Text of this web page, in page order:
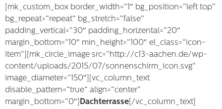
[mk_custom_box border_width=“1″ bg_position=“left top“
bg_repeat=“repeat“ bg_stretch=“false“
padding_vertical=“30″ padding_horizental=“20″
margin_bottom=“10″ min_height=“100″ el_class=“icon-
item“][mk_circle_image src=“http://c13-aachen.de/wp-
content/uploads/2015/07/sonnenschirm_icon.svg“
image_diameter=“150″][vc_column_text
disable_pattern=“true“ align=“center“
margin_bottom=“0″] Dachterrasse [/vc_column_text]